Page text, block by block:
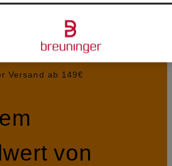
Versand ab 149€
von